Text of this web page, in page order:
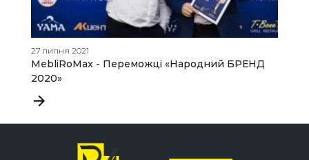
27 липня 2021
MebliRoMax - Переможці «Народний БРЕНД
2020»